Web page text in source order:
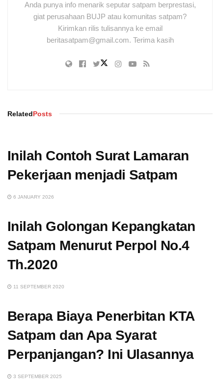
Anda punya info menarik seputar satpam berprestasi,
giat perusahaan BUJP atau komunitas satpam?
Kirimkan rilis tulisannya ke email
beritasatpam@gmail.com. Terima kasih
RelatedPosts
Inilah Contoh Surat Lamaran
Pekerjaan menjadi Satpam
6 JANUARY 2026
Inilah Golongan Kepangkatan
Satpam Menurut Perpol No.4
Th.2020
11 SEPTEMBER 2020
Berapa Biaya Penerbitan KTA
Satpam dan Apa Syarat
Perpanjangan? Ini Ulasannya
3 SEPTEMBER 2025